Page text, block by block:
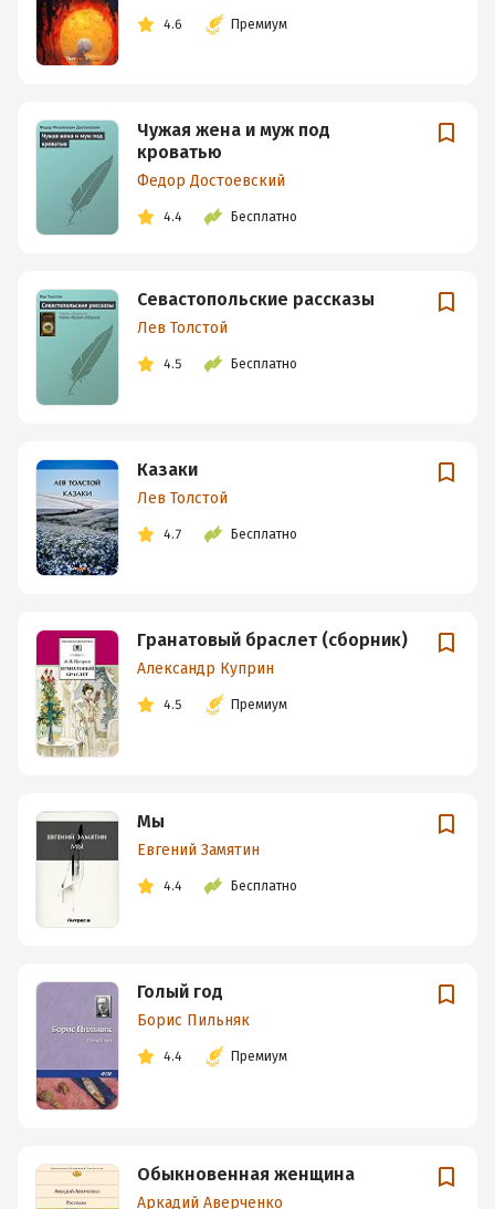
4.6 Премиум
Чужая жена и муж под
кроватью
Федор Достоевский
4.4 Бесплатно
Севастопольские рассказы
Лев Толстой
4.5 Бесплатно
Казаки
Лев Толстой
4.7 Бесплатно
Гранатовый браслет (сборник)
Александр Куприн
4.5 Премиум
Мы
Евгений Замятин
4.4 Бесплатно
Голый год
Борис Пильняк
4.4 Премиум
Обыкновенная женщина
Аркадий Аверченко